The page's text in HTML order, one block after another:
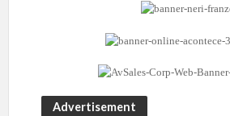
Advertisement